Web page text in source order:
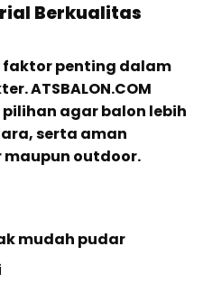
Berkualitas
penting dalam
ATSBALON.COM
agar balon lebih
serta aman
outdoor.
mudah pudar